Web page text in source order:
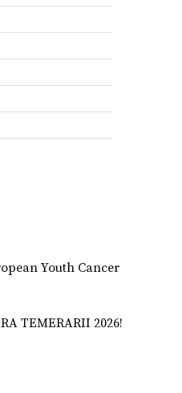
Youth Cancer
TEMERARII 2026!